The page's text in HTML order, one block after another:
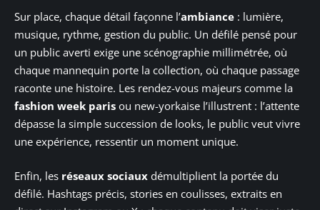
Sur place, chaque détail façonne l’ambiance : lumière,
musique, rythme, gestion du public. Un défilé pensé pour
un public averti exige une scénographie millimétrée, où
chaque mannequin porte la collection, où chaque passage
raconte une histoire. Les rendez-vous majeurs comme la
fashion week paris ou new-yorkaise l’illustrent : l’attente
dépasse la simple succession de looks, le public veut vivre
une expérience, ressentir un moment unique.
Enfin, les réseaux sociaux démultiplient la portée du
défilé. Hashtags précis, stories en coulisses, extraits en